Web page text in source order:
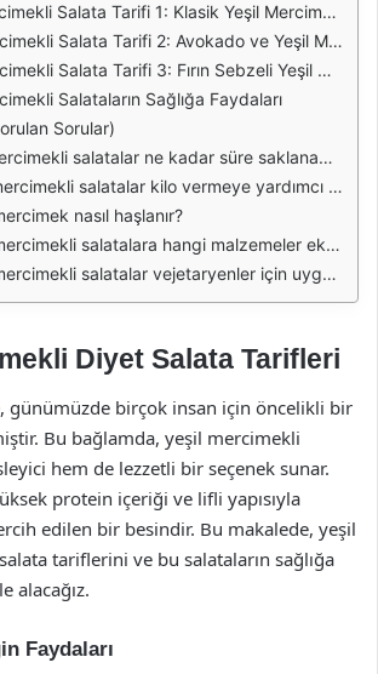
Salata Tarifi 1: Klasik Yeşil Mercimek Salatası
Salata Tarifi 2: Avokado ve Yeşil Mercimek Salatası
Salata Tarifi 3: Fırın Sebzeli Yeşil Mercimek Salatası
Salataların Sağlığa Faydaları
Sorular)
salatalar ne kadar süre saklanabilir?
salatalar kilo vermeye yardımcı olur mu?
nasıl haşlanır?
salatalara hangi malzemeler eklenebilir?
salatalar vejetaryenler için uygun mu?
Diyet Salata Tarifleri
günümüzde birçok insan için öncelikli bir
Bu bağlamda, yeşil mercimekli
hem de lezzetli bir seçenek sunar.
protein içeriği ve lifli yapısıyla
edilen bir besindir. Bu makalede, yeşil
tariflerini ve bu salataların sağlığa
alacağız.
Faydaları